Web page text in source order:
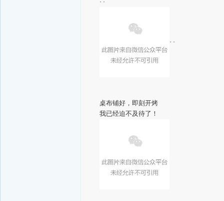
· ·
· ·
桌布铺好，即刻开烤
我已经迫不及待了！